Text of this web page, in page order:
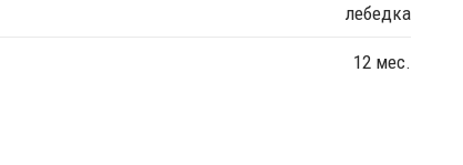
лебедка
12 мес.